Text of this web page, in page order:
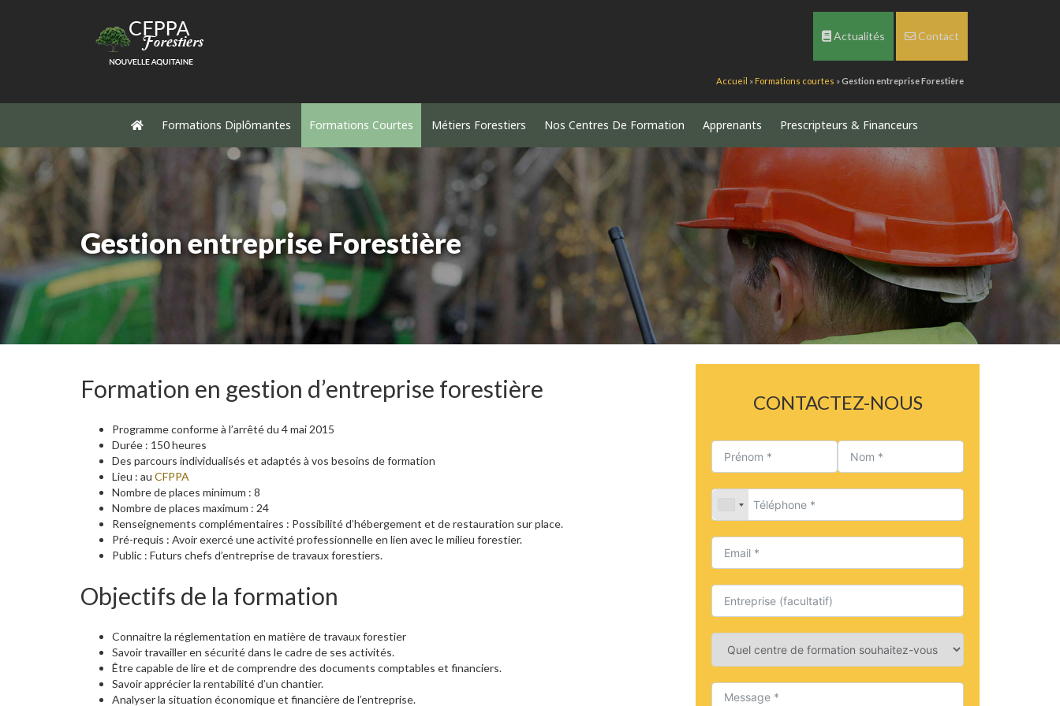
Actualités Contact
Accueil » Formations courtes »Gestion entreprise Forestière
Formations Diplômantes Formations Courtes Métiers Forestiers Nos Centres De Formation Apprenants Prescripteurs & Financeurs
Gestion entreprise Forestière
Formation en gestion d’entreprise forestière
Programme conforme à l’arrêté du 4 mai 2015
Durée : 150 heures
Des parcours individualisés et adaptés à vos besoins de formation
Lieu : au CFPPA
Nombre de places minimum : 8
Nombre de places maximum : 24
Renseignements complémentaires : Possibilité d’hébergement et de restauration sur place.
Pré-requis : Avoir exercé une activité professionnelle en lien avec le milieu forestier.
Public : Futurs chefs d’entreprise de travaux forestiers.
Objectifs de la formation
Connaitre la réglementation en matière de travaux forestier
Savoir travailler en sécurité dans le cadre de ses activités.
Être capable de lire et de comprendre des documents comptables et financiers.
Savoir apprécier la rentabilité d’un chantier.
Analyser la situation économique et financière de l’entreprise.
CONTACTEZ-NOUS